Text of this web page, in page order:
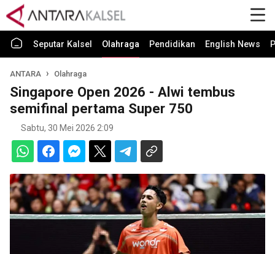
Seputar Kalsel Olahraga Pendidikan English News
ANTARA Olahraga
Singapore Open 2026 - Alwi tembus
semifinal pertama Super 750
Sabtu, 30 Mei 2026 2:09